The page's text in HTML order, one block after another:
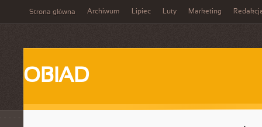
Strona główna Archiwum Lipiec Luty Marketing
OBIAD